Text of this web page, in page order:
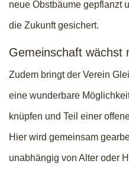
neue Obstbäume gepflanzt
die Zukunft gesichert.
Gemeinschaft wächst
Zudem bringt der Verein
eine wunderbare
knüpfen und Teil einer
Hier wird gemeinsam
unabhängig von Alter oder